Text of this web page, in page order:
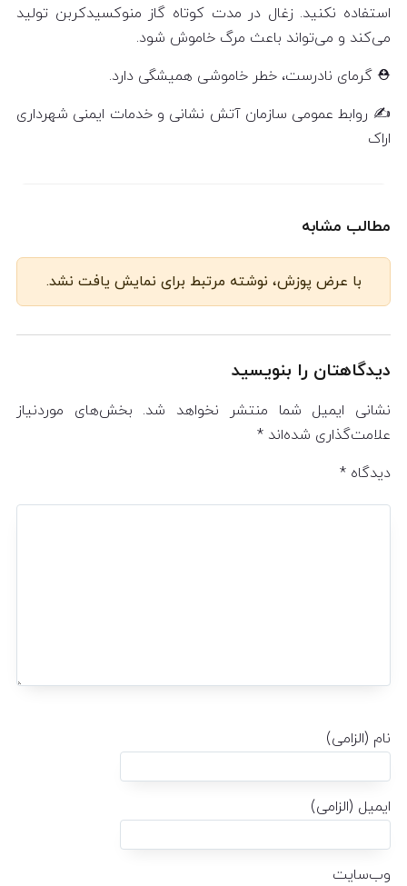
استفاده نکنید. زغال در مدت کوتاه گاز منوکسیدکربن تولید
می‌کند و می‌تواند باعث مرگ خاموش شود.
⛑ گرمای نادرست، خطر خاموشی همیشگی دارد.
✍️ روابط عمومی سازمان آتش نشانی و خدمات ایمنی شهرداری
اراک
مطالب مشابه
با عرض پوزش، نوشته مرتبط برای نمایش یافت نشد.
دیدگاهتان را بنویسید
نشانی ایمیل شما منتشر نخواهد شد. بخش‌های موردنیاز
علامت‌گذاری شده‌اند *
دیدگاه *
نام (الزامی)
ایمیل (الزامی)
وب‌سایت